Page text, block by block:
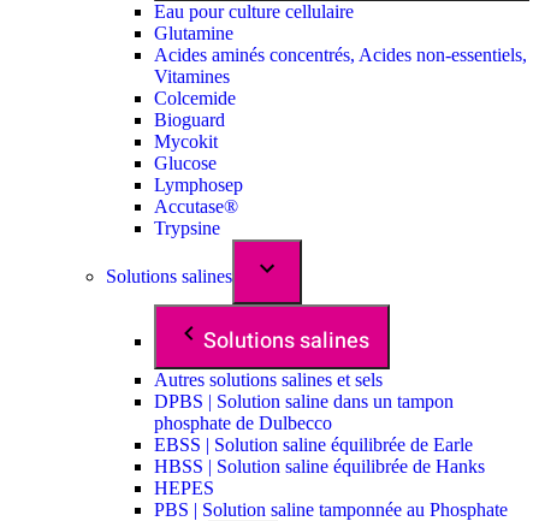
Eau pour culture cellulaire
Glutamine
Acides aminés concentrés, Acides non-essentiels,
Vitamines
Colcemide
Bioguard
Mycokit
Glucose
Lymphosep
Accutase®
Trypsine
Solutions salines
Solutions salines
Autres solutions salines et sels
DPBS | Solution saline dans un tampon
phosphate de Dulbecco
EBSS | Solution saline équilibrée de Earle
HBSS | Solution saline équilibrée de Hanks
HEPES
PBS | Solution saline tamponnée au Phosphate